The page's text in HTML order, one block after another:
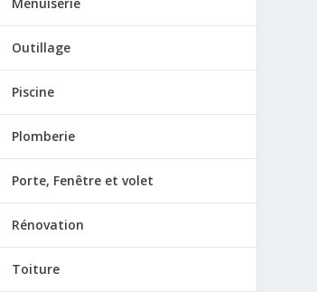
Outillage
Piscine
Plomberie
Porte, Fenêtre et volet
Rénovation
Toiture